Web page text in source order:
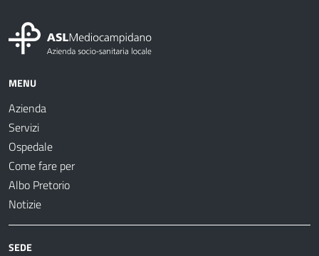
MENU
Azienda
Servizi
Ospedale
Come fare per
Albo Pretorio
Notizie
SEDE